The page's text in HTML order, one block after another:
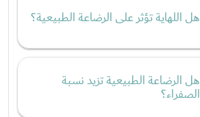
هل اللهاية تؤثر على الرضاعة الطبيعية؟
هل الرضاعة الطبيعية تزيد نسبة
الصفراء؟